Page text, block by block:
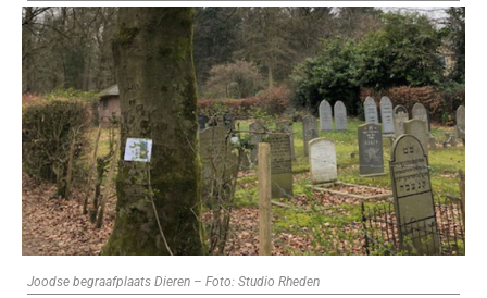
Joodse begraafplaats Dieren – Foto: Studio Rheden